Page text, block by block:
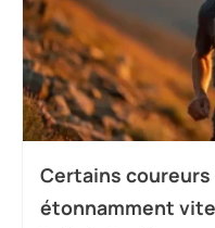
Certains
étonnamment